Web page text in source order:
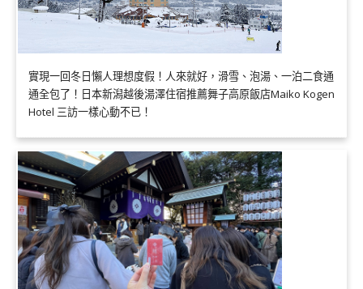
實現一回冬日懶人理想度假！人來就好，滑雪、泡湯、一泊二食通
通全包了！日本新潟越後湯澤住宿推薦舞子高原飯店Maiko Kogen
Hotel 三訪一樣心動不已！